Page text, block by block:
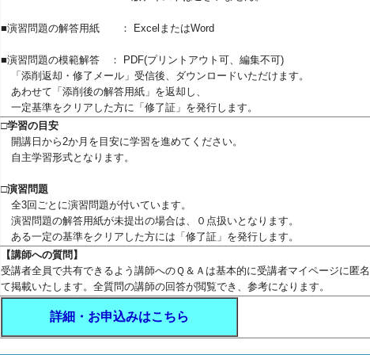
■演習問題の解答用紙 ： ExcelまたはWord
■演習問題の模範解答
： PDF(プリントアウト可、編集不可)
「添削返却・修了メール」受信後、ダウンロードいただけます。
あわせて「添削後の解答用紙」を返却し、
一定基準をクリアした方に「修了証」を発行します。
□学習の目安
開講日から2か月を目安に学習を進めてください。
自主学習形式となります。
□演習問題
全3回ごとに演習問題が付いています。
演習問題の解答用紙が未提出の場合は、０点扱いとなります。
ある一定の基準をクリアした方には「修了証」を発行します。
【講師への質問】
受講者全員で共有できるよう講師へのＱ＆Ａは基本的に受講者マイページに匿
て掲載いたします。全質問の講師の回答が閲覧でき、参考になります。
詳細・お申込みはこちら